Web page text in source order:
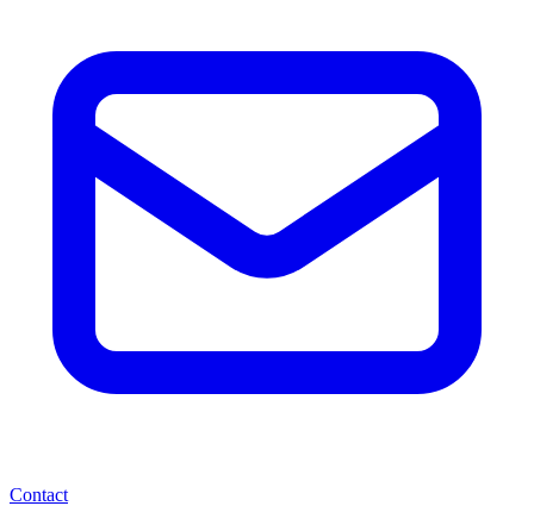
Contact